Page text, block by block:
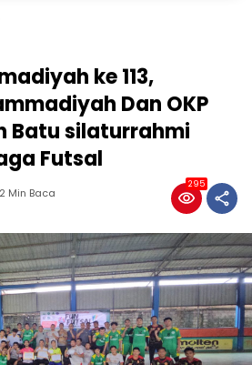
ke 113,
Dan OKP
Batu silaturrahmi
Futsal
2 Min Baca
295